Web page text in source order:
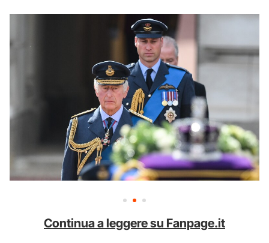
Continua a leggere su Fanpage.it